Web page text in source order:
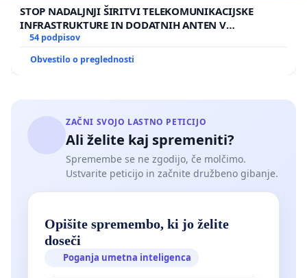
STOP NADALJNJI ŠIRITVI TELEKOMUNIKACIJSKE
INFRASTRUKTURE IN DODATNIH ANTEN V
GRADIŠČAKU
54 podpisov
Obvestilo o preglednosti
ZAČNI SVOJO LASTNO PETICIJO
Ali želite kaj spremeniti?
Spremembe se ne zgodijo, če molčimo.
Ustvarite peticijo in začnite družbeno gibanje.
Opišite spremembo, ki jo želite
doseči
Poganja umetna inteligenca